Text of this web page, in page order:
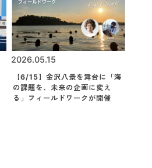
2026.05.15
【6/15】金沢八景を舞台に「海
の課題を、未来の企画に変え
る」フィールドワークが開催